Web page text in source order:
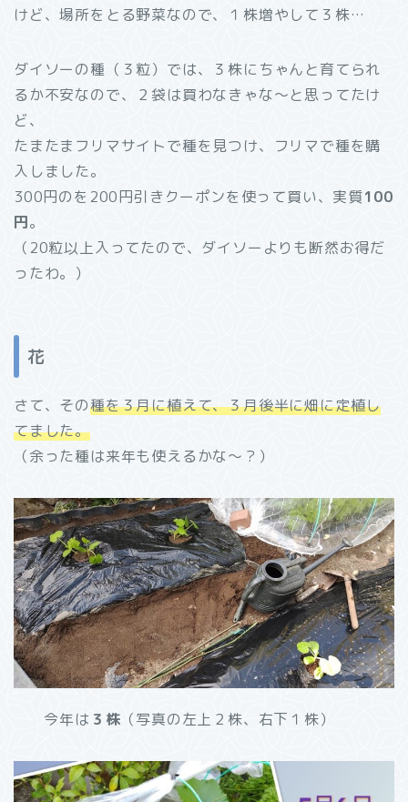
けど、場所をとる野菜なので、１株増やして３株…
ダイソーの種（３粒）では、３株にちゃんと育てられ
るか不安なので、２袋は買わなきゃな～と思ってたけ
ど、
たまたまフリマサイトで種を見つけ、フリマで種を購
入しました。
300円のを200円引きクーポンを使って買い、実質100
円。
（20粒以上入ってたので、ダイソーよりも断然お得だ
ったわ。）
花
さて、その種を３月に植えて、３月後半に畑に定植し
てました。
（余った種は来年も使えるかな～？）
今年は ３株 （写真の左上２株、右下１株）